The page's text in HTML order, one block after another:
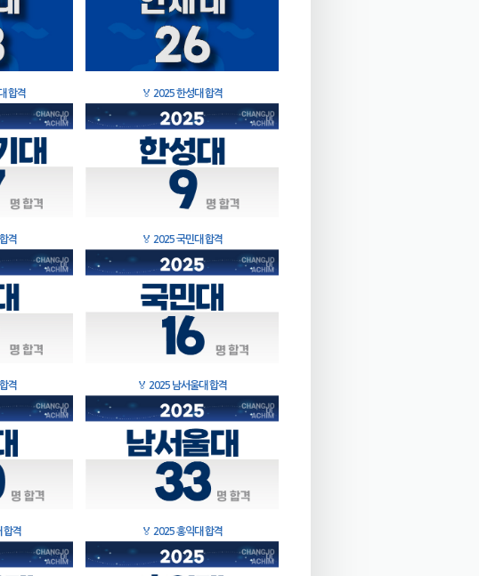
합격 🏅 2025 한성대 합격
격 🏅 2025 국민대 합격
격 🏅 2025 남서울대 합격
합격 🏅 2025 홍익대 합격